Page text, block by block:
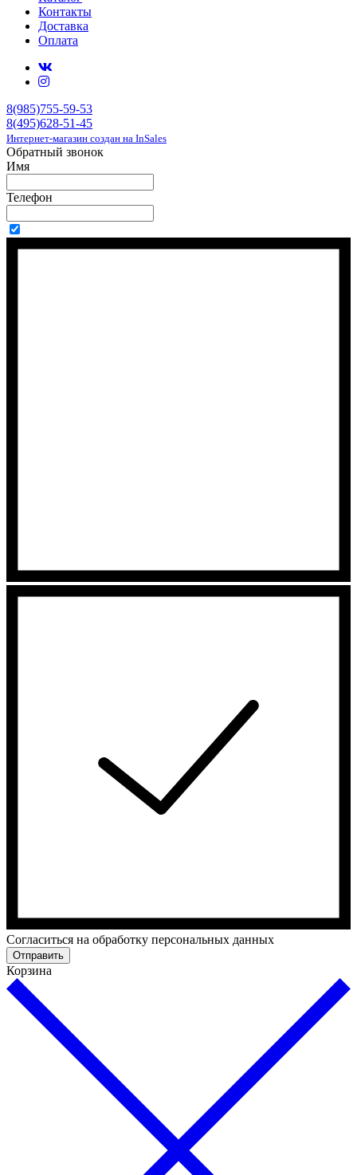
Контакты
Доставка
Оплата
8(985)755-59-53
8(495)628-51-45
Интернет-магазин создан на InSales
Обратный звонок
Имя
Телефон
Cогласиться на обработку персональных данных
Отправить
Корзина